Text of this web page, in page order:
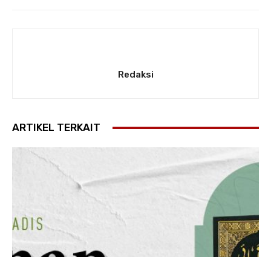
Redaksi
ARTIKEL TERKAIT